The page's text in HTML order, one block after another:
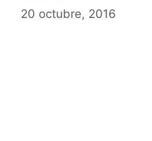
20 octubre, 2016